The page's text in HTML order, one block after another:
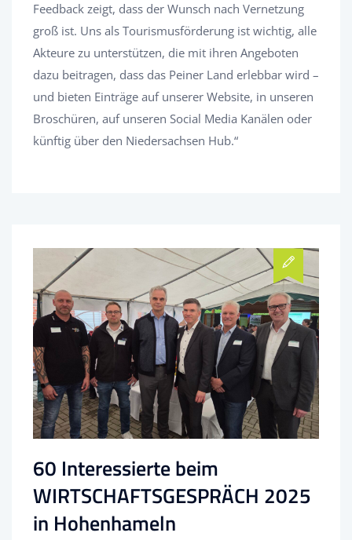
Feedback zeigt, dass der Wunsch nach Vernetzung
groß ist. Uns als Tourismusförderung ist wichtig, alle
Akteure zu unterstützen, die mit ihren Angeboten
dazu beitragen, dass das Peiner Land erlebbar wird –
und bieten Einträge auf unserer Website, in unseren
Broschüren, auf unseren Social Media Kanälen oder
künftig über den Niedersachsen Hub.“
60 Interessierte beim
WIRTSCHAFTSGESPRÄCH 2025
in Hohenhameln